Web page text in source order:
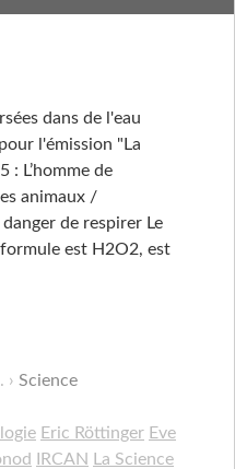
dans de l'eau
l'émission "La
L’homme de
animaux /
danger de respirer Le
est H2O2, est
. Science
Eric Röttinger Eve
IRCAN La Science